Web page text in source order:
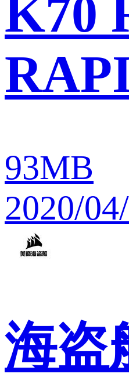
K70
93MB
2020/
海盗